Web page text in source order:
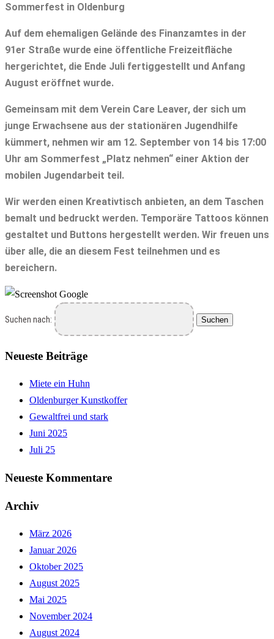
Sommerfest in Oldenburg
Auf dem ehemaligen Gelände des Finanzamtes in der
91er Straße wurde eine öffentliche Freizeitfläche
hergerichtet, die Ende Juli fertiggestellt und Anfang
August eröffnet wurde.
Gemeinsam mit dem Verein Care Leaver, der sich um
junge Erwachsene aus der stationären Jugendhilfe
kümmert, nehmen wir am 12. September von 14 bis 17:00
Uhr am Sommerfest „Platz nehmen“ einer Aktion der
mobilen Jugendarbeit teil.
Wir werden einen Kreativtisch anbieten, an dem Taschen
bemalt und bedruckt werden. Temporäre Tattoos können
gestaltet und Buttons hergestellt werden. Wir freuen uns
über alle, die an diesem Fest teilnehmen und es
bereichern.
Suchen nach:
Neueste Beiträge
Miete ein Huhn
Oldenburger Kunstkoffer
Gewaltfrei und stark
Juni 2025
Juli 25
Neueste Kommentare
Archiv
März 2026
Januar 2026
Oktober 2025
August 2025
Mai 2025
November 2024
August 2024